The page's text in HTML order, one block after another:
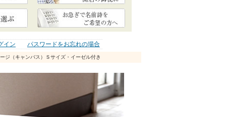
イン パスワードをお忘れの場合
ジ（キャンバス）Ｓサイズ・イーゼル付き